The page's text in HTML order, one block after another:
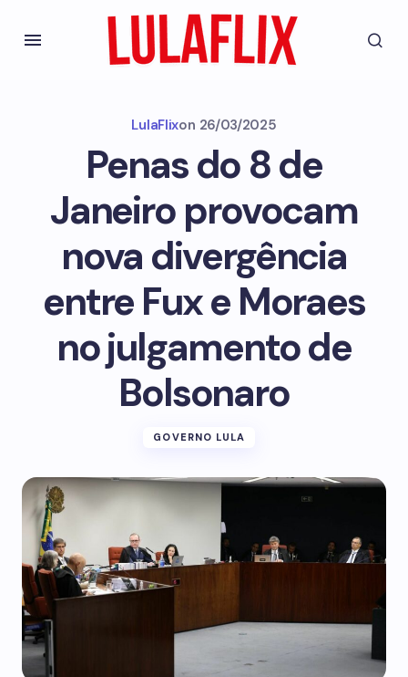
LulaFlixon 26/03/2025
Penas do 8 de
Janeiro provocam
nova divergência
entre Fux e Moraes
no julgamento de
Bolsonaro
GOVERNO LULA